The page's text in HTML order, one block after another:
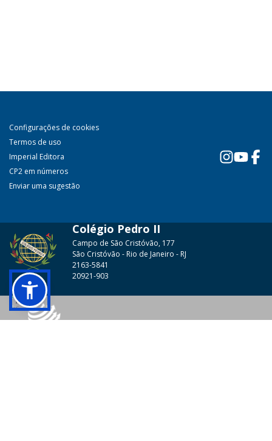
Configurações de cookies
Termos de uso
Imperial Editora
CP2 em números
Enviar uma sugestão
Colégio Pedro II
Campo de São Cristóvão, 177
São Cristóvão - Rio de Janeiro - RJ
2163-5841
20921-903